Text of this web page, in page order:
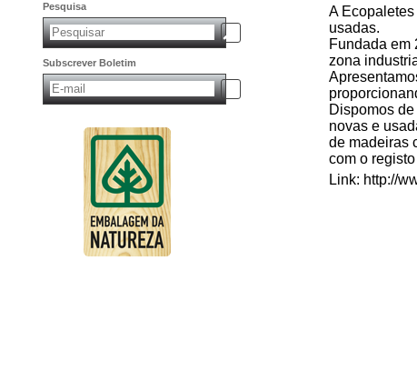
Pesquisa
Subscrever Boletim
A
usadas.
Fundada em
zona
Dispomos
novas e
de madeiras
com o
Link: http://